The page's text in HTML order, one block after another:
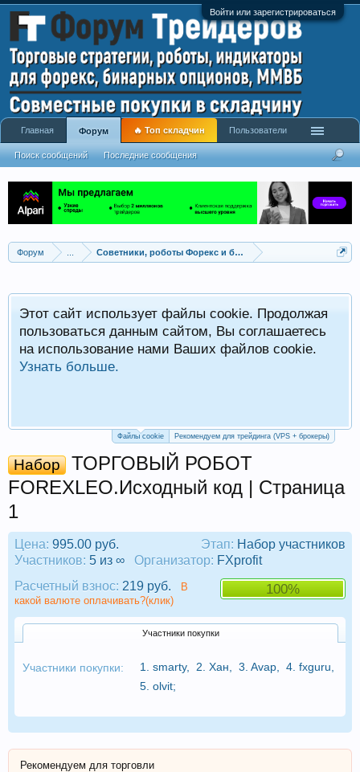
Войти или зарегистрироваться
Форум Советники, роботы Форекс и бинарных опционов
Этот сайт использует файлы cookie. Продолжая
пользоваться данным сайтом, Вы соглашаетесь
на использование нами Ваших файлов cookie.
Узнать больше.
Файлы cookie Рекомендуем для трейдинга (VPS + брокеры)
Набор
ТОРГОВЫЙ РОБОТ
FOREXLEO.Исходный код | Страница
1
Этап: Набор участников
Цена: 995.00 руб.
Участников: 5 из ∞ Организатор: FXprofit
100%
Расчетный взнос: 219 руб.
В
какой валюте оплачивать?(клик)
Участники покупки
Участники покупки: 1. smarty, 2. Хан 3. Avap 4. fxguru
5. olvit;
Рекомендуем для торговли
Главная Форум
Поиск сообщений Последние сообщения
🔥 Топ складчин Пользователи